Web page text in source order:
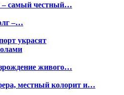
– самый честный…
–…
украсят
живого…
местный колорит и…